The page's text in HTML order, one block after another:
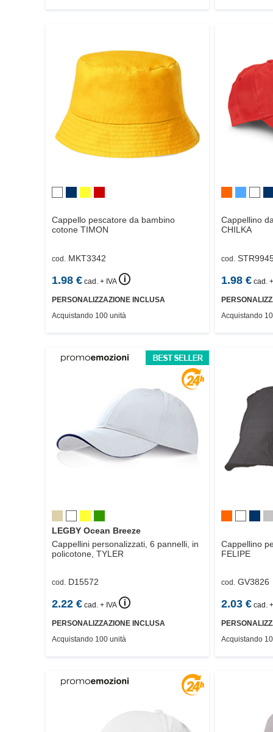
Cappello pescatore da bambino
cotone TIMON
cod. MKT3342
1.98 € cad. + IVA 🛈
PERSONALIZZAZIONE INCLUSA
Acquistando 100 unità
Cappellino
CHILKA
cod.
1.98€ cad.
Acquistando
LEGBY Ocean Breeze
Cappellini personalizzati, 6 pannelli, in
policotone, TYLER
cod. D15572
2.22 € cad. + IVA 🛈
PERSONALIZZAZIONE INCLUSA
Acquistando 100 unità
Cappellino
FELIPE
cod. GV3826
2.03€ cad.
Acquistando